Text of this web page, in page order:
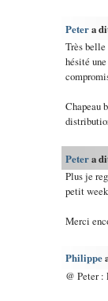
Petera
Très
hésité
Chapeau
Petera
Plus je
petit
Merci
Philippe
@ Peter :